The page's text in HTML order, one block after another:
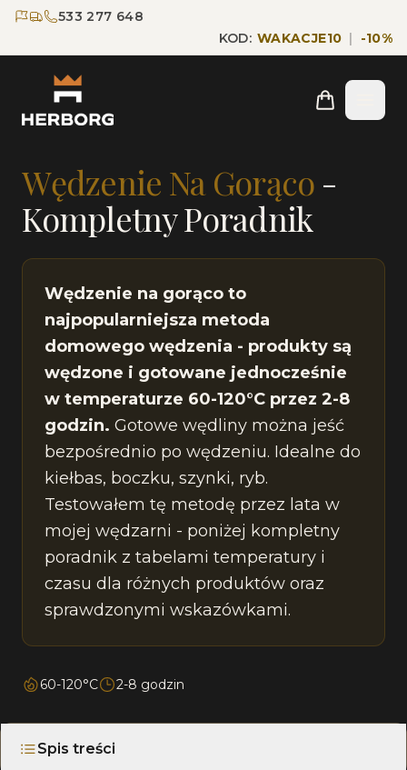
Przejdź do głównej treści
Przejdź do nawigacji
533 277 648
KOD: WAKACJE10 | -10%
Strona główna Wędzenie Na Gorąco
Wędzenie Na Gorąco-
Kompletny Poradnik
Wędzenie na gorąco to
najpopularniejsza metoda
domowego wędzenia - produkty są
wędzone i gotowane jednocześnie
w temperaturze 60-120°C przez 2-8
godzin. Gotowe wędliny można jeść
bezpośrednio po wędzeniu. Idealne do
kiełbas, boczku, szynki, ryb.
Testowałem tę metodę przez lata w
mojej wędzarni - poniżej kompletny
poradnik z tabelami temperatury i
czasu dla różnych produktów oraz
sprawdzonymi wskazówkami.
60-120°C 2-8 godzin
Spis treści